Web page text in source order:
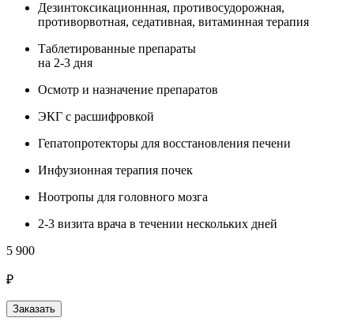
Дезинтоксикационнная, противосудорожная,
противорвотная, седативная, витаминная терапия
Таблетированные препараты
на 2-3 дня
Осмотр и назначение препаратов
ЭКГ с расшифровкой
Гепатопротекторы для восстановления печени
Инфузионная терапия почек
Ноотропы для головного мозга
2-3 визита врача в течении нескольких дней
5 900
₽
Заказать